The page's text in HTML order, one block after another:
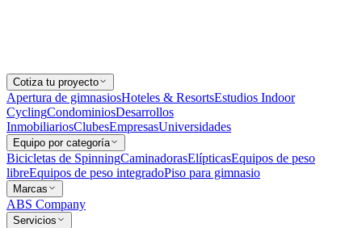
Cotiza tu proyecto
Apertura de gimnasiosHoteles & ResortsEstudios Indoor
CyclingCondominiosDesarrollos
InmobiliariosClubesEmpresasUniversidades
Equipo por categoría
Bicicletas de SpinningCaminadorasElípticasEquipos de peso
libreEquipos de peso integradoPiso para gimnasio
Marcas
ABS Company
Servicios